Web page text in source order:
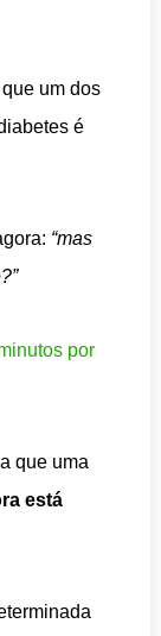
um dos
é
“mas
por
que uma
está